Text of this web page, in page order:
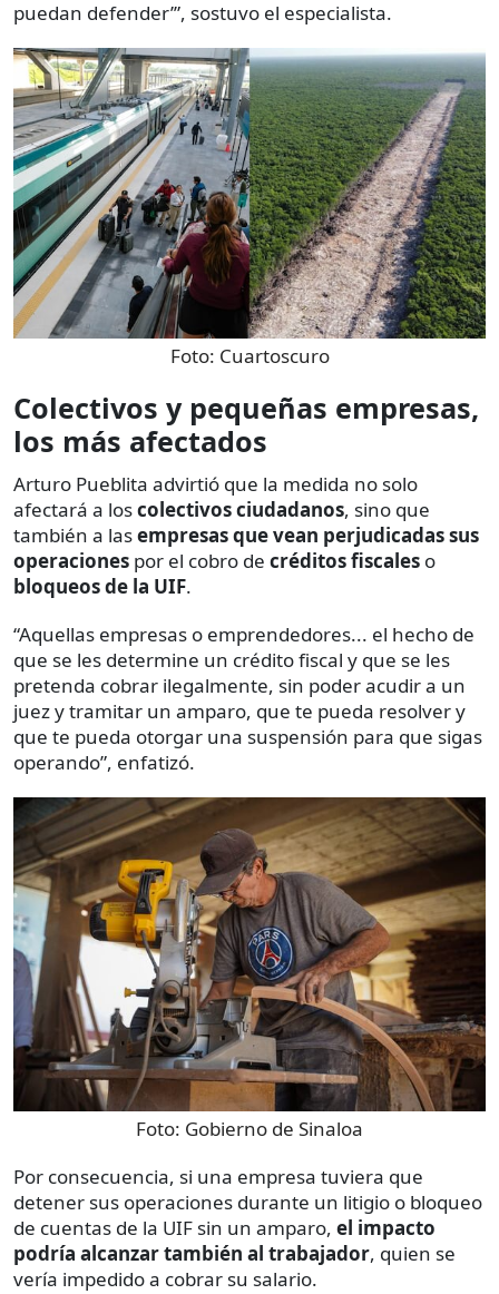
puedan defender’”, sostuvo el especialista.
Foto: Cuartoscuro
Colectivos y pequeñas empresas,
los más afectados
Arturo Pueblita advirtió que la medida no solo
afectará a loscolectivos ciudadanos, sino que
también a lasempresas que vean perjudicadas sus
operaciones por el cobro de créditos fiscales o
bloqueos de la UIF.
“Aquellas empresas o emprendedores... el hecho de
que se les determine un crédito fiscal y que se les
pretenda cobrar ilegalmente, sin poder acudir a un
juez y tramitar un amparo, que te pueda resolver y
que te pueda otorgar una suspensión para que sigas
operando”, enfatizó.
Foto: Gobierno de Sinaloa
Por consecuencia, si una empresa tuviera que
detener sus operaciones durante un litigio o bloqueo
de cuentas de la UIF sin un amparo, el impacto
podría alcanzar también al trabajador, quien se
vería impedido a cobrar su salario.